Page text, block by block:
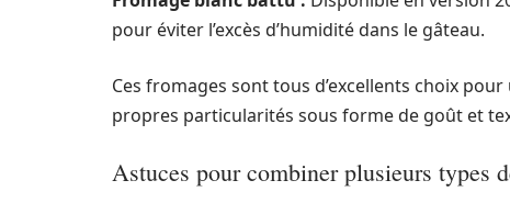
pour éviter l’excès d’humidité dans le gâteau.
Ces fromages sont tous d’excellents choix
propres particularités sous forme de goût et
Astuces pour combiner plusieurs types